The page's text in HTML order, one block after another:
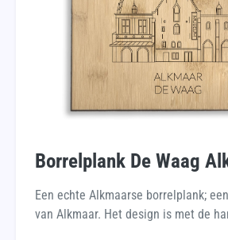
Borrelplank De Waag
Een echte Alkmaarse borrelplank;
van Alkmaar. Het design is met de